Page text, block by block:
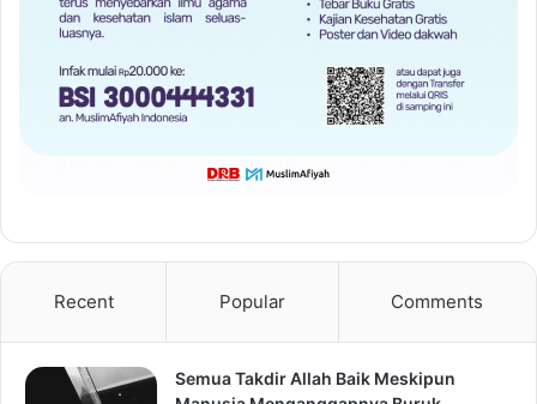
Recent Popular Comments
Semua Takdir Allah Baik Meskipun